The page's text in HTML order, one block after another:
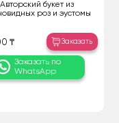
Авторский букет из
роз и эустомы
₸ Заказать
Заказать по
WhatsApp